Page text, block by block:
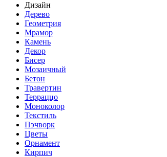
Дизайн
Дерево
Геометрия
Мрамор
Камень
Декор
Бисер
Мозаичный
Бетон
Травертин
Терраццо
Моноколор
Текстиль
Пэчворк
Цветы
Орнамент
Кирпич